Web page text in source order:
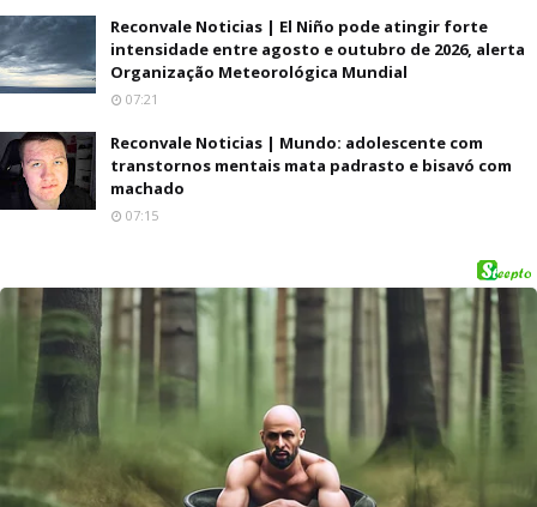
Reconvale Noticias | El Niño pode atingir forte
intensidade entre agosto e outubro de 2026, alerta
Organização Meteorológica Mundial
07:21
Reconvale Noticias | Mundo: adolescente com
transtornos mentais mata padrasto e bisavó com
machado
07:15